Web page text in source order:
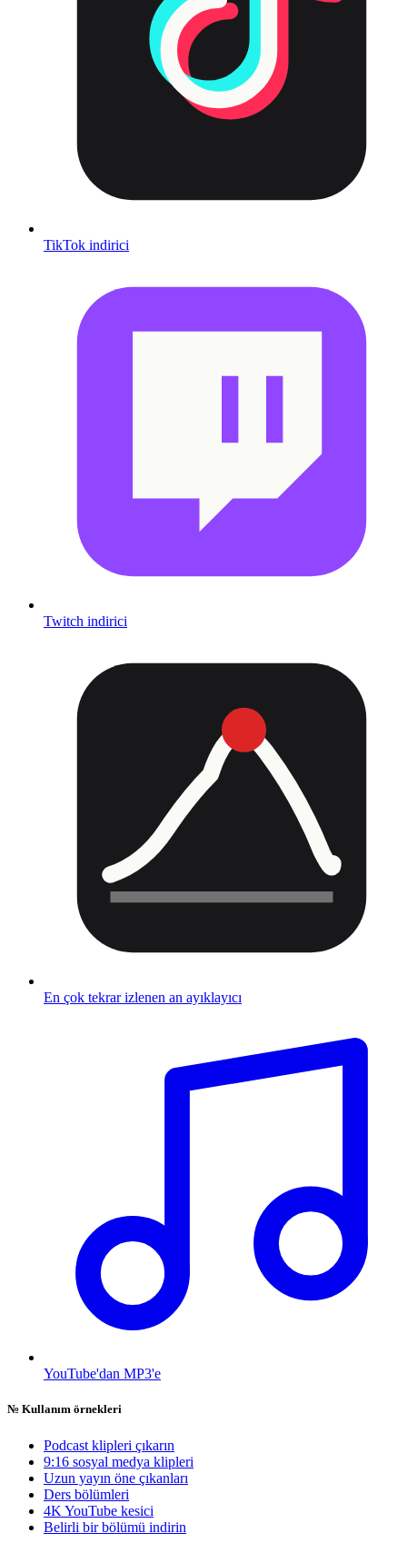
TikTok indirici
Twitch indirici
En çok tekrar izlenen an ayıklayıcı
YouTube'dan MP3'e
№ Kullanım örnekleri
Podcast klipleri çıkarın
9:16 sosyal medya klipleri
Uzun yayın öne çıkanları
Ders bölümleri
4K YouTube kesici
Belirli bir bölümü indirin